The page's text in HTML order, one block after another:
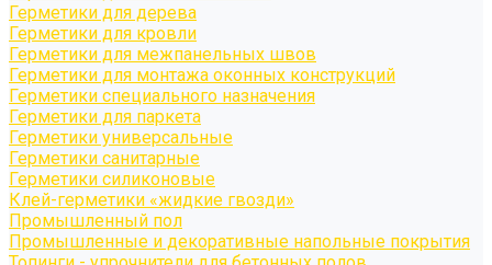
Герметики для дерева
Герметики для кровли
Герметики для межпанельных швов
Герметики для монтажа оконных конструкций
Герметики специального назначения
Герметики для паркета
Герметики универсальные
Герметики санитарные
Герметики силиконовые
Клей-герметики «жидкие гвозди»
Промышленный пол
Промышленные и декоративные напольные покрытия